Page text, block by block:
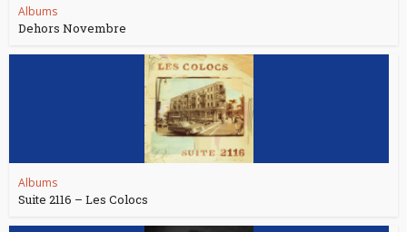
Albums
Dehors Novembre
Albums
Suite 2116 – Les Colocs